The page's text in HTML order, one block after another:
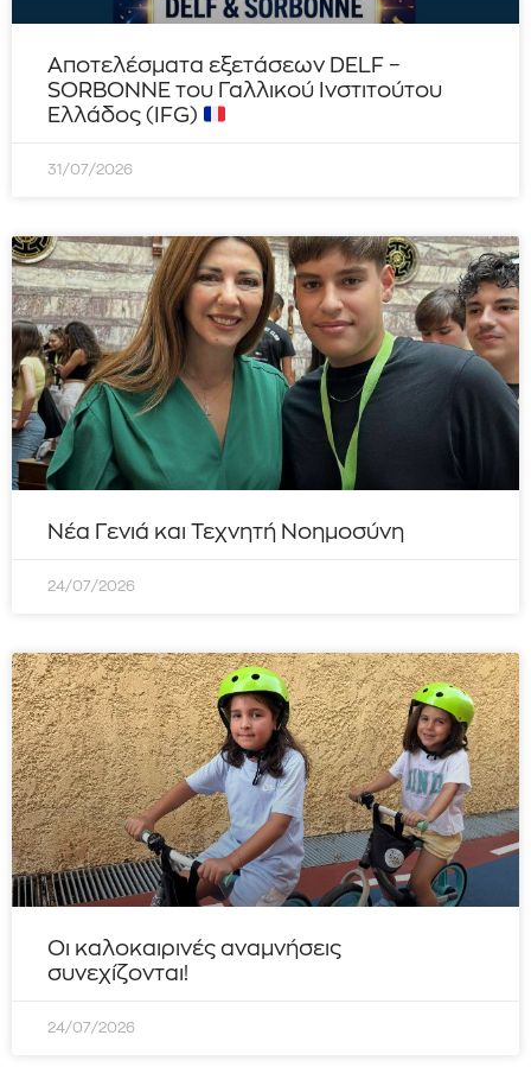
Αποτελέσματα εξετάσεων DELF –
SORBONNE του Γαλλικού Ινστιτούτου
Ελλάδος (IFG)
31/07/2026
Νέα Γενιά και Τεχνητή Νοημοσύνη
24/07/2026
Οι καλοκαιρινές αναμνήσεις
συνεχίζονται!
24/07/2026